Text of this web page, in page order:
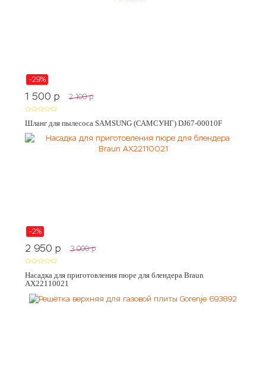
-29%
1 500 p 2 100 p
Шланг для пылесоса SAMSUNG (САМСУНГ) DJ67-00010F
-2%
2 950 p 3 000 p
Насадка для приготовления пюре для блендера Braun
AX22110021